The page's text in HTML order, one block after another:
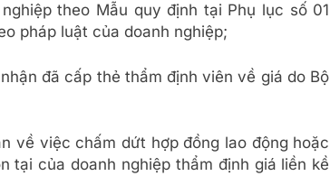
theo Mẫu quy định tại Phụ lục số 01
pháp luật của doanh nghiệp;
đã cấp thẻ thẩm định viên về giá do Bộ
về việc chấm dứt hợp đồng lao động hoặc
tại của doanh nghiệp thẩm định giá liền kề